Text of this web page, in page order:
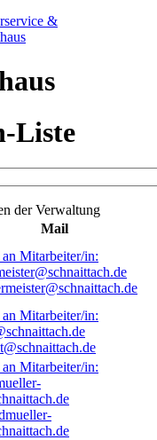
&
Liste
der Verwaltung
Mail